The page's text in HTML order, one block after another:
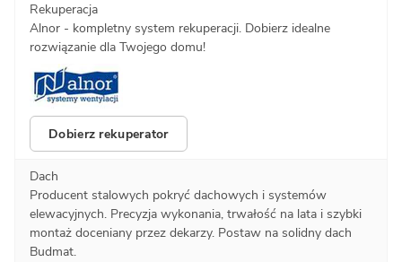
Rekuperacja
Alnor - kompletny system rekuperacji. Dobierz idealne
rozwiązanie dla Twojego domu!
Dobierz rekuperator
Dach
Producent stalowych pokryć dachowych i systemów
elewacyjnych. Precyzja wykonania, trwałość na lata i szybki
montaż doceniany przez dekarzy. Postaw na solidny dach
Budmat.